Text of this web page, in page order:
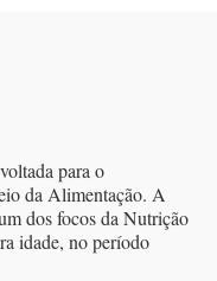
para o
da Alimentação. A
dos focos da Nutrição
idade, no período